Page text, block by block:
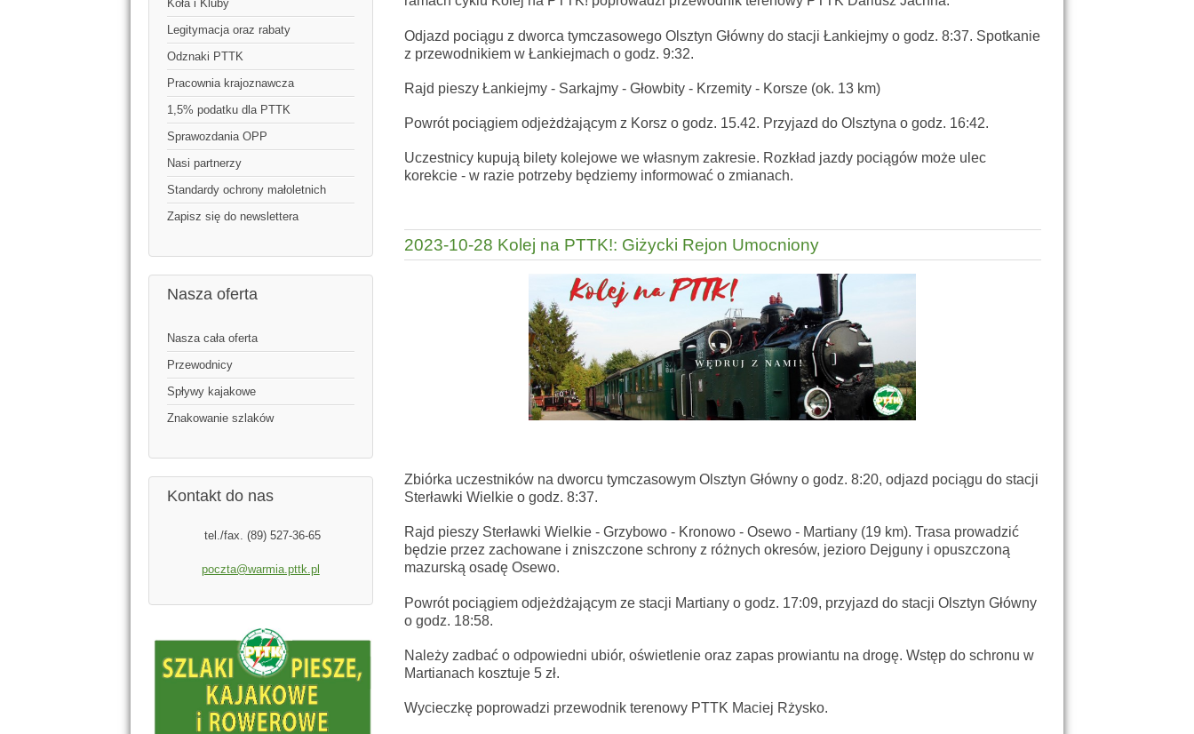
Koła i Kluby
Legitymacja oraz rabaty
Odznaki PTTK
Pracownia krajoznawcza
1,5% podatku dla PTTK
Sprawozdania OPP
Nasi partnerzy
Standardy ochrony małoletnich
Zapisz się do newslettera
Nasza oferta
Nasza cała oferta
Przewodnicy
Spływy kajakowe
Znakowanie szlaków
Kontakt do nas
tel./fax. (89) 527-36-65
poczta@warmia.pttk.pl
Odjazd pociągu z dworca tymczasowego Olsztyn Główny do stacji Łankiejmy o godz. 8:37. Spotkanie
z przewodnikiem w Łankiejmach o godz. 9:32.
Rajd pieszy Łankiejmy - Sarkajmy - Głowbity - Krzemity - Korsze (ok. 13 km)
Powrót pociągiem odjeżdżającym z Korsz o godz. 15.42. Przyjazd do Olsztyna o godz. 16:42.
Uczestnicy kupują bilety kolejowe we własnym zakresie. Rozkład jazdy pociągów może ulec
korekcie - w razie potrzeby będziemy informować o zmianach.
2023-10-28 Kolej na PTTK!: Giżycki Rejon Umocniony
Zbiórka uczestników na dworcu tymczasowym Olsztyn Główny o godz. 8:20, odjazd pociągu do stacji
Sterławki Wielkie o godz. 8:37.
Rajd pieszy Sterławki Wielkie - Grzybowo - Kronowo - Osewo - Martiany (19 km). Trasa prowadzić
będzie przez zachowane i zniszczone schrony z różnych okresów, jezioro Dejguny i opuszczoną
mazurską osadę Osewo.
Powrót pociągiem odjeżdżającym ze stacji Martiany o godz. 17:09, przyjazd do stacji Olsztyn Główny
o godz. 18:58.
Należy zadbać o odpowiedni ubiór, oświetlenie oraz zapas prowiantu na drogę. Wstęp do schronu w
Martianach kosztuje 5 zł.
Wycieczkę poprowadzi przewodnik terenowy PTTK Maciej Rżysko.